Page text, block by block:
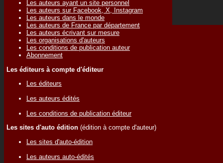
Les auteurs ayant un site personnel
Les auteurs sur Facebook, X, Instagram
Les auteurs dans le monde
Les auteurs de France par département
Les auteurs écrivant sur mesure
Les organisations d'auteurs
Les conditions de publication auteur
Abonnement
Les éditeurs à compte d'éditeur
Les éditeurs
Les auteurs édités
Les conditions de publication éditeur
Les sites d'auto édition (édition à compte d'auteur)
Les sites d'auto-édition
Les auteurs auto-édités